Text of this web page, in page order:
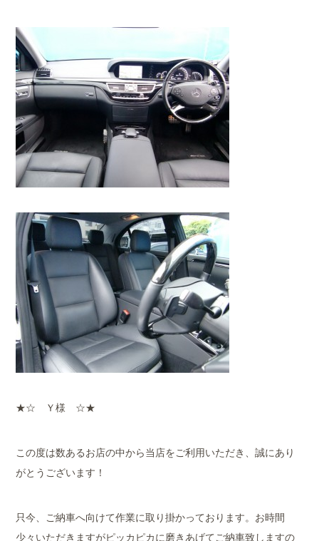
★☆ Ｙ様 ☆★
この度は数あるお店の中から当店をご利用いただき、誠にあり
がとうございます！
只今、ご納車へ向けて作業に取り掛かっております。お時間
少々いただきますがピッカピカに磨きあげてご納車致しますの